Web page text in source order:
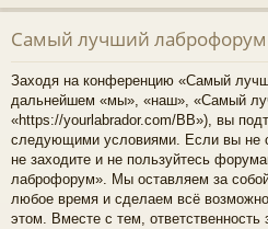
лк
и
ы
Самый лучший
Заходя на конференцию «Самый
дальнейшем «мы», «наш», «Самый
«https://yourlabrador.com/BB»), вы
следующими условиями. Если вы не
не заходите и не пользуйтесь
лаброфорум». Мы оставляем за
любое время и сделаем всё
этом. Вместе с тем, ответственность